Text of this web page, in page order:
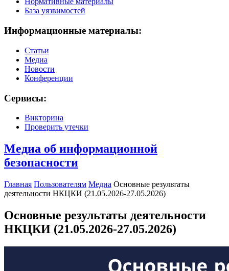
База уязвимостей
Информационные материалы:
Статьи
Медиа
Новости
Конференции
Сервисы:
Викторина
Проверить утечки
Медиа об информационной
безопасности
Главная Пользователям Медиа Основные результаты
деятельности НКЦКИ (21.05.2026-27.05.2026)
Основные результаты деятельности
НКЦКИ (21.05.2026-27.05.2026)